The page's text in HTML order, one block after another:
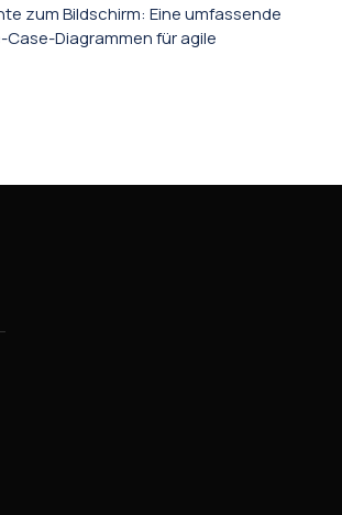
zum Bildschirm: Eine umfassende
Diagrammen für agile